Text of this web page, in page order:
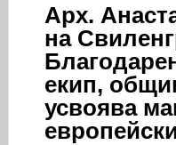
Арх.
на
екип,
усвоява